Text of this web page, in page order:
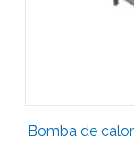
Bomba de